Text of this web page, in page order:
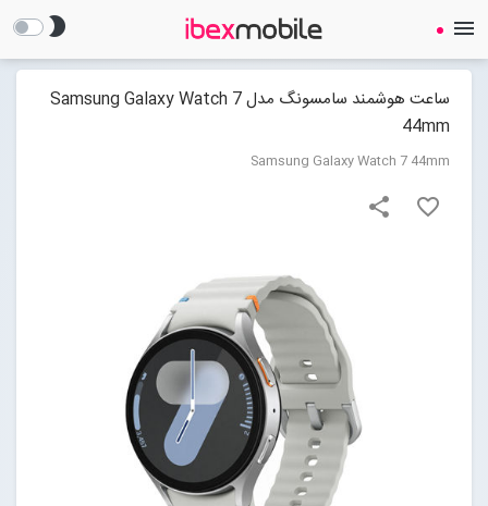
brightness_2 menu
ساعت هوشمند سامسونگ مدل Samsung Galaxy Watch 7
44mm
Samsung Galaxy Watch 7 44mm
favorite_border
share